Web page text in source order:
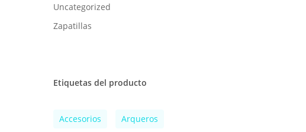
Uncategorized
Zapatillas
Etiquetas del producto
Accesorios Arqueros